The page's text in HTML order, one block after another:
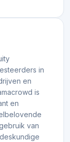
in
en
is
en
van